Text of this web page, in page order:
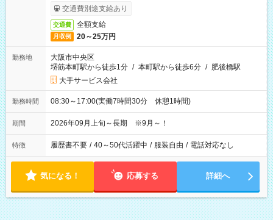
交通費別途支給あり
交通費 全額支給
月収例 20～25万円
勤務地
大阪市中央区
堺筋本町駅から徒歩1分 / 本町駅から徒歩6分 / 肥後橋駅
大手サービス会社
勤務時間 08:30～17:00(実働7時間30分 休憩1時間)
期間 2026年09月上旬～長期 ※9月～！
特徴 履歴書不要 / 40～50代活躍中 / 服装自由 / 電話対応なし
気になる！ 応募する 詳細へ